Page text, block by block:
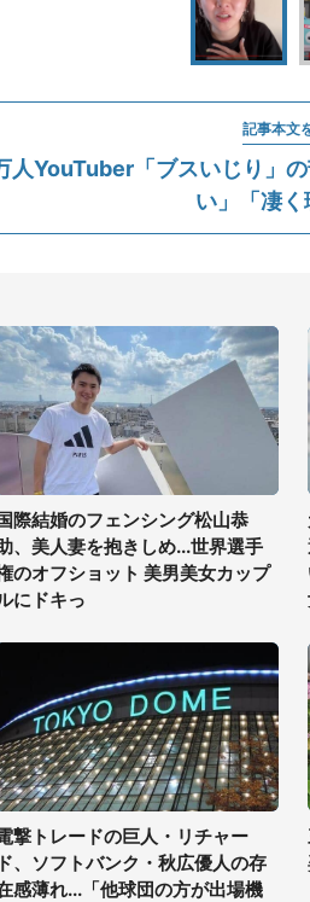
記事本文
人YouTuber「ブスいじり」
い」「凄く
際結婚のフェンシング松山恭
、美人妻を抱きしめ...世界選手
のオフショット 美男美女カップ
にドキっ
撃トレードの巨人・リチャー
ド、ソフトバンク・秋広優人の存
感薄れ...「他球団の方が出場機